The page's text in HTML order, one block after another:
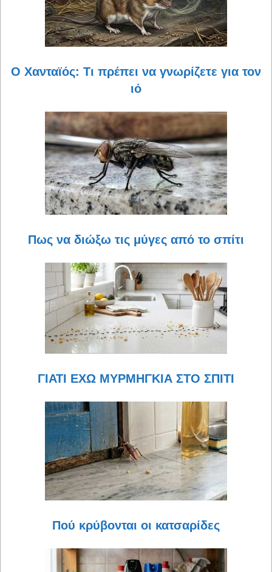
Ο Χανταϊός: Τι πρέπει να γνωρίζετε για τον
ιό
Πως να διώξω τις μύγες από το σπίτι
ΓΙΑΤΙ ΕΧΩ ΜΥΡΜΗΓΚΙΑ ΣΤΟ ΣΠΙΤΙ
Πού κρύβονται οι κατσαρίδες